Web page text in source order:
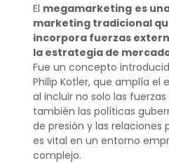
El megamarketing es
marketing tradicional
incorpora fuerzas
la estrategia de
Fue un concepto
Philip Kotler, que amplía el
al incluir no solo las
también las políticas
de presión y las relaciones
es vital en un entorno
complejo.